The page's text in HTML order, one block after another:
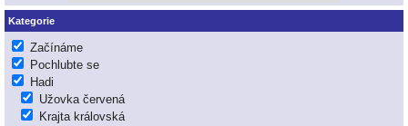
Kategorie
Začínáme
Pochlubte se
Hadi
Užovka červená
Krajta královská